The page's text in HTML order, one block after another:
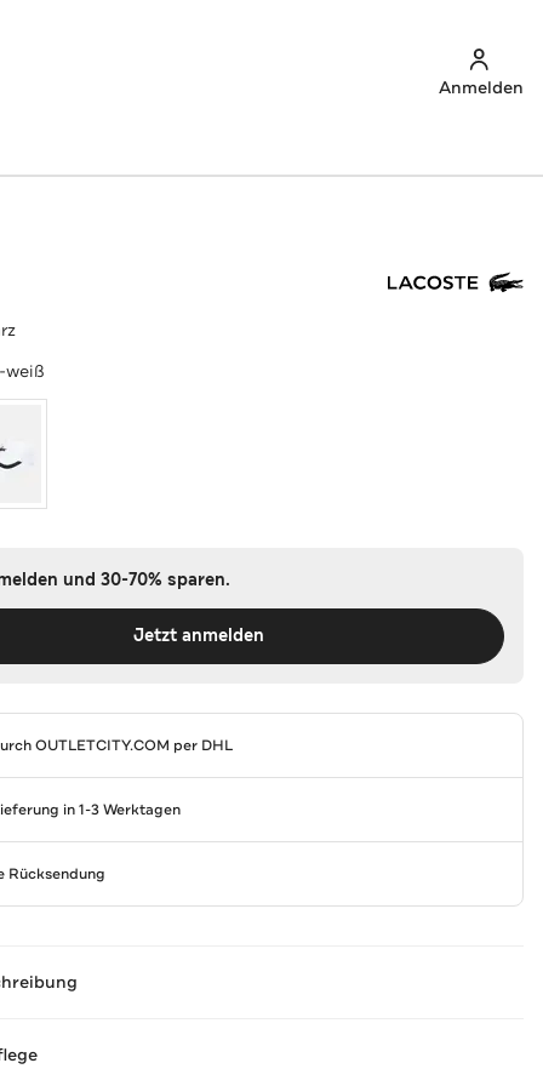
Anmelden
weiß
und 30-70% sparen.
Jetzt anmelden
OUTLETCITY.COM per DHL
in 1-3 Werktagen
Rücksendung